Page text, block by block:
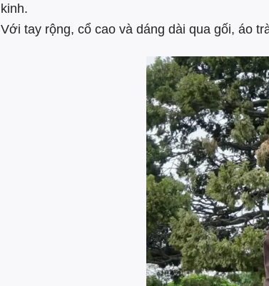
kinh.
Với tay rộng, cổ cao và dáng dài qua gối, áo